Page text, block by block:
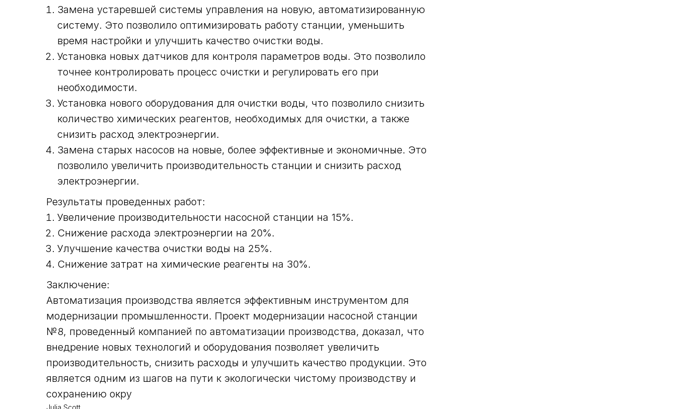
Замена устаревшей системы управления на новую, автоматизированную
систему. Это позволило оптимизировать работу станции, уменьшить
время настройки и улучшить качество очистки воды.
Установка новых датчиков для контроля параметров воды. Это позволило
точнее контролировать процесс очистки и регулировать его при
необходимости.
Установка нового оборудования для очистки воды, что позволило снизить
количество химических реагентов, необходимых для очистки, а также
снизить расход электроэнергии.
Замена старых насосов на новые, более эффективные и экономичные. Это
позволило увеличить производительность станции и снизить расход
электроэнергии.
Результаты проведенных работ:
Увеличение производительности насосной станции на 15%.
Снижение расхода электроэнергии на 20%.
Улучшение качества очистки воды на 25%.
Снижение затрат на химические реагенты на 30%.
Заключение:
Автоматизация производства является эффективным инструментом для
модернизации промышленности. Проект модернизации насосной станции
№8, проведенный компанией по автоматизации производства, доказал, что
внедрение новых технологий и оборудования позволяет увеличить
производительность, снизить расходы и улучшить качество продукции. Это
является одним из шагов на пути к экологически чистому производству и
сохранению окру
Julia Scott